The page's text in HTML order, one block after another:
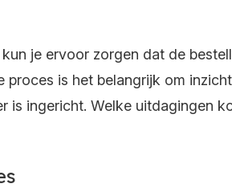
je ervoor zorgen dat de
is het belangrijk om
is ingericht. Welke uitdagingen